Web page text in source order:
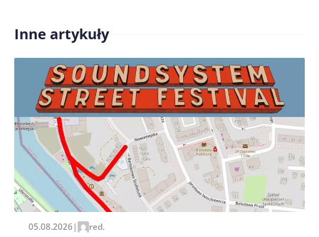
Treść komentarza*
Zapamiętaj moje dane w tej przeglądarce podczas
pisania kolejnych komentarzy.
Inne artykuły
05.08.2026| red.